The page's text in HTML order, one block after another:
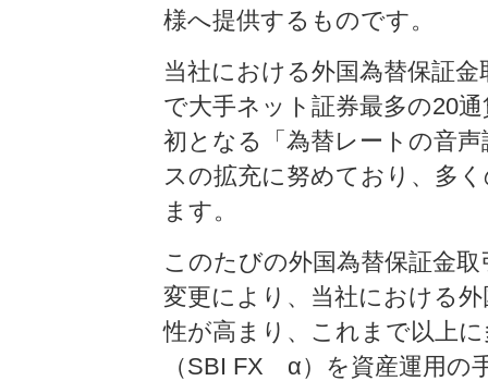
様へ提供するものです。
当社における外国為替保証
で大手ネット証券最多の20
初となる「為替レートの音
スの拡充に努めており、多
ます。
このたびの外国為替保証金
変更により、当社における
性が高まり、これまで以上
（SBI FX α）を資産運用の